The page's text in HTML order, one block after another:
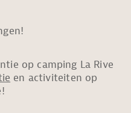
op camping La Rive
en activiteiten op